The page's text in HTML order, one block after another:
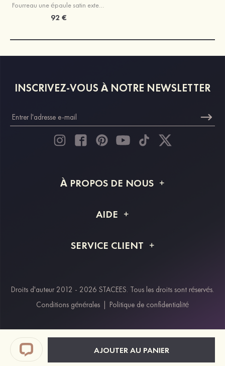
AJOUTER AU PANIER
Fourreau une épaule satin extensible ras du sol robe de demoiselle d'honneur
92 €
INSCRIVEZ-VOUS À NOTRE NEWSLETTER
À PROPOS DE NOUS
Livraison
AIDE
Retour et remboursement
SERVICE CLIENT
Modes de paiement
Klarna
Paypal
Réductions étudiants & travailleurs essentiels
Droits d'auteur 2012 - 2026 STACEES. Tous les droits sont réservés.
Conditions générales
Politique de confidentialité